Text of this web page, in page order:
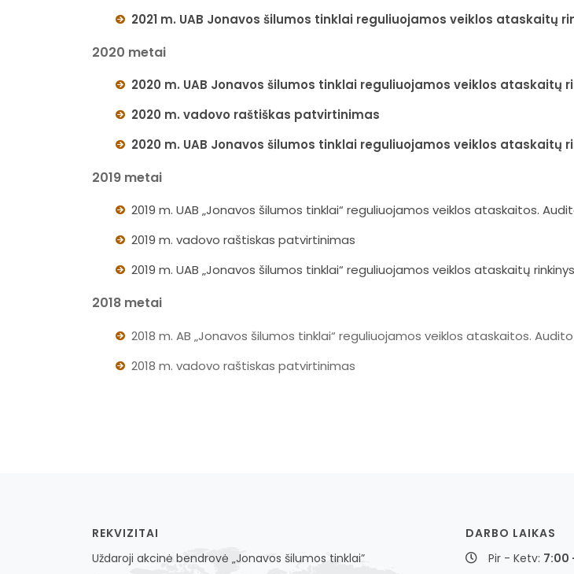
2021 m. UAB Jonavos šilumos tinklai reguliuojamos veiklos ataskaitų
2020 metai
2020 m. UAB Jonavos šilumos tinklai reguliuojamos veiklos
2020 m. vadovo raštiškas patvirtinimas
2020 m. UAB Jonavos šilumos tinklai reguliuojamos veiklos ataskaitų
2019 metai
2019 m. UAB „Jonavos šilumos tinklai“ reguliuojamos veiklos ataskaitos.
2019 m. vadovo raštiskas patvirtinimas
2019 m. UAB „Jonavos šilumos tinklai“ reguliuojamos veiklos ataskaitų rinkinys
2018 metai
2018 m. AB „Jonavos šilumos tinklai“ reguliuojamos veiklos ataskaitos.
2018 m. vadovo raštiskas patvirtinimas
REKVIZITAI
Uždaroji akcinė bendrovė „Jonavos šilumos tinklai”
DARBO LAIKAS
Pir - Ketv: 7:00